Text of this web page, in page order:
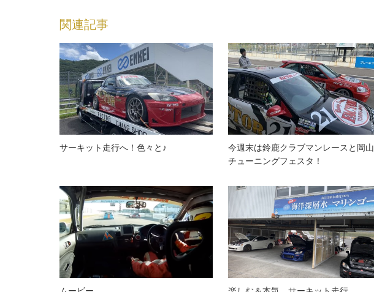
関連記事
サーキット走行へ！色々と♪
今週末は鈴鹿クラブマンレースと岡山
チューニングフェスタ！